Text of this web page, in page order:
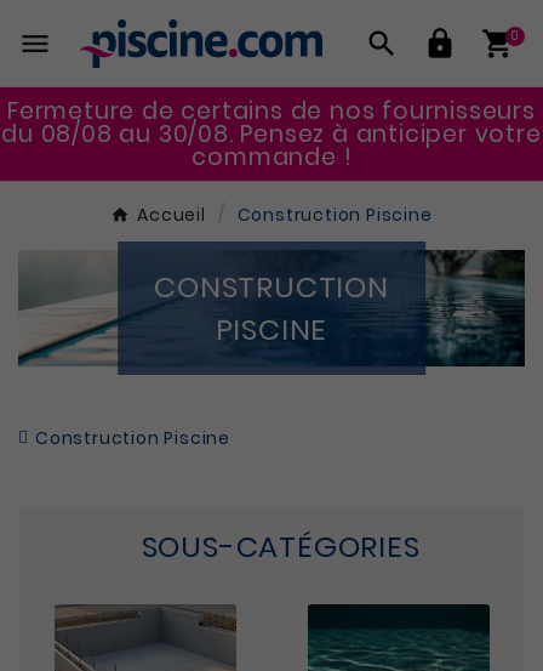
   0
Fermeture de certains de nos fournisseurs
du 08/08 au 30/08. Pensez à anticiper votre
commande !
Accueil Construction Piscine
CONSTRUCTION
PISCINE
Construction Piscine
SOUS-CATÉGORIES